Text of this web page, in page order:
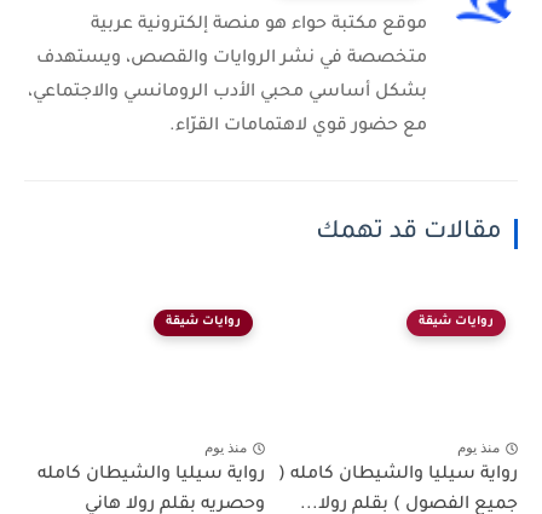
موقع مكتبة حواء هو منصة إلكترونية عربية
متخصصة في نشر الروايات والقصص، ويستهدف
بشكل أساسي محبي الأدب الرومانسي والاجتماعي،
مع حضور قوي لاهتمامات القرّاء.
مقالات قد تهمك
روايات شيقة
منذ يوم
رواية سيليا والشيطان كامله (
جميع الفصول ) بقلم رولا...
روايات شيقة
منذ يوم
رواية سيليا والشيطان كامله
وحصريه بقلم رولا هاني